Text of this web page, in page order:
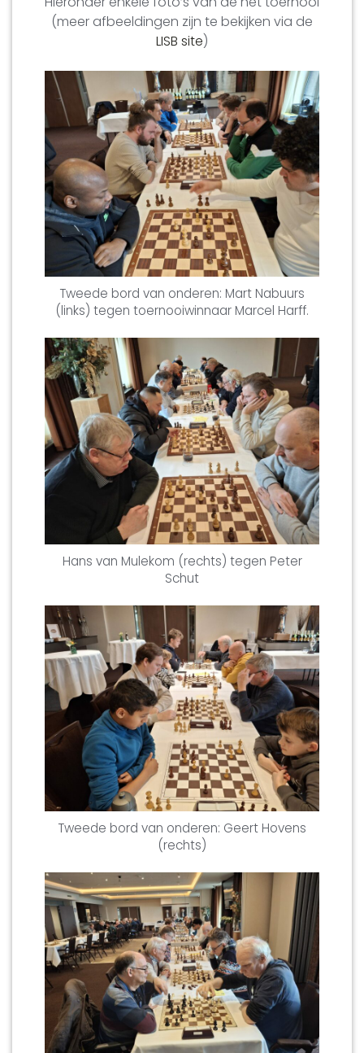
(meer afbeeldingen zijn te bekijken via de
LISB site)
Tweede bord van onderen: Mart Nabuurs
(links) tegen toernooiwinnaar Marcel Harff.
Hans van Mulekom (rechts) tegen Peter
Schut
Tweede bord van onderen: Geert Hovens
(rechts)